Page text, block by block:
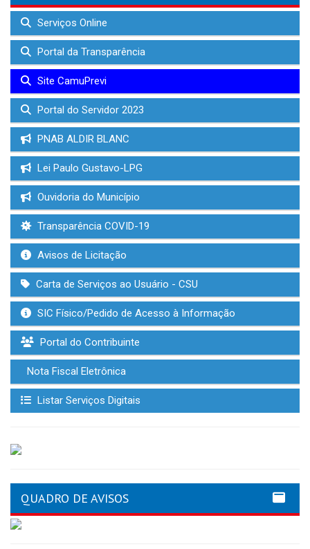
Serviços Online
Portal da Transparência
Site CamuPrevi
Portal do Servidor 2023
PNAB ALDIR BLANC
Lei Paulo Gustavo-LPG
Ouvidoria do Município
Transparência COVID-19
Avisos de Licitação
Carta de Serviços ao Usuário - CSU
SIC Físico/Pedido de Acesso à Informação
Portal do Contribuinte
Nota Fiscal Eletrônica
Listar Serviços Digitais
QUADRO DE AVISOS